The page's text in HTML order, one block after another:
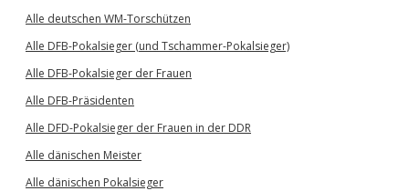
Alle deutschen WM-Torschützen
Alle DFB-Pokalsieger (und Tschammer-Pokalsieger)
Alle DFB-Pokalsieger der Frauen
Alle DFB-Präsidenten
Alle DFD-Pokalsieger der Frauen in der DDR
Alle dänischen Meister
Alle dänischen Pokalsieger